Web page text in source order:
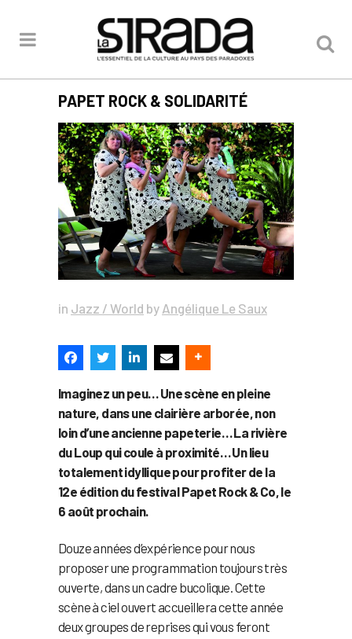
PAPET ROCK & SOLIDARITÉ
in Jazz / World by Angélique Le Saux
Imaginez un peu… Une scène en pleine
nature, dans une clairière arborée, non
loin d’une ancienne papeterie… La rivière
du Loup qui coule à proximité… Un lieu
totalement idyllique pour profiter de la
12e édition du festival Papet Rock & Co, le
6 août prochain.
Douze années d’expérience pour nous
proposer une programmation toujours très
ouverte, dans un cadre bucolique. Cette
scène à ciel ouvert accueillera cette année
deux groupes de reprises qui vous feront